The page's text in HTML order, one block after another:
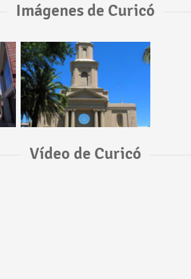
Imágenes de Curicó
Vídeo de Curicó